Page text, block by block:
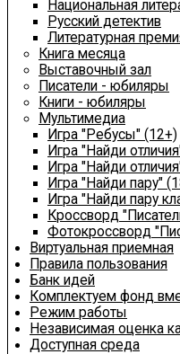
Национальная
Русский детектив
Литературная
Книга месяца
Выставочный зал
Писатели - юбиляры
Книги - юбиляры
Мультимедиа
Игра "Ребусы" (12+)
Игра "Найди
Игра "Найди
Игра "Найди пару"
Игра "Найди пару
Кроссворд
Фотокроссворд
Виртуальная приемная
Правила пользования
Банк идей
Комплектуем фонд
Режим работы
Независимая оценка
Доступная среда